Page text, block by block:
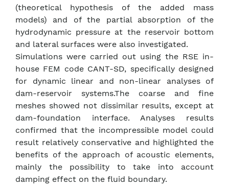
(theoretical hypothesis of the added mass
models) and of the partial absorption of the
hydrodynamic pressure at the reservoir bottom
and lateral surfaces were also investigated.
Simulations were carried out using the RSE in-
house FEM code CANT-SD, specifically designed
for dynamic linear and non-linear analyses of
dam-reservoir systems.The coarse and fine
meshes showed not dissimilar results, except at
dam-foundation interface. Analyses results
confirmed that the incompressible model could
result relatively conservative and highlighted the
benefits of the approach of acoustic elements,
mainly the possibility to take into account
damping effect on the fluid boundary.